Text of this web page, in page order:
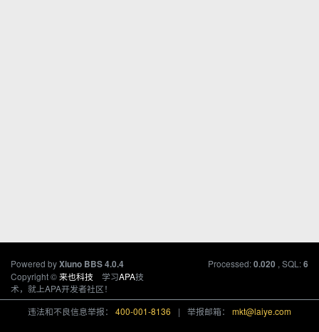
Powered byXiuno BBS4.0.4
Copyright ©来也科技 学习APA技
术，就上APA开发者社区！
Processed:0.020 , SQL:6
违法和不良信息举报： 400-001-8136 | 举报邮箱： mkt@laiye.com